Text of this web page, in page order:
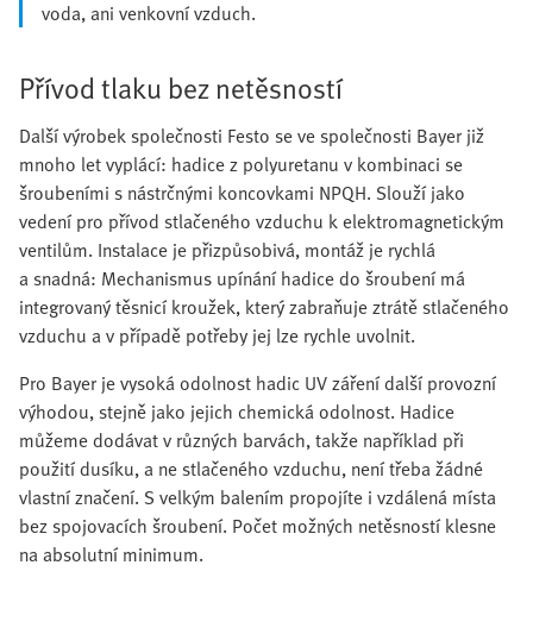
voda, ani venkovní vzduch.
Přívod tlaku bez netěsností
Další výrobek společnosti Festo se ve společnosti Bayer již
mnoho let vyplácí: hadice z polyuretanu v kombinaci se
šroubeními s nástrčnými koncovkami NPQH. Slouží jako
vedení pro přívod stlačeného vzduchu k elektromagnetickým
ventilům. Instalace je přizpůsobivá, montáž je rychlá
a snadná: Mechanismus upínání hadice do šroubení má
integrovaný těsnicí kroužek, který zabraňuje ztrátě stlačeného
vzduchu a v případě potřeby jej lze rychle uvolnit.
Pro Bayer je vysoká odolnost hadic UV záření další provozní
výhodou, stejně jako jejich chemická odolnost. Hadice
můžeme dodávat v různých barvách, takže například při
použití dusíku, a ne stlačeného vzduchu, není třeba žádné
vlastní značení. S velkým balením propojíte i vzdálená místa
bez spojovacích šroubení. Počet možných netěsností klesne
na absolutní minimum.